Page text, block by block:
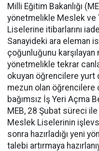
Milli Eğitim Bakanlığı
yönetmelikle Meslek ve
Liselerine itibarlarını
Sanayideki ara eleman
çoğunluğunu
yönetmelikle tekrar
okuyan öğrencilere yurt
mezun olan öğrencilere
bağımsız İş Yeri Açma
MEB, 28 Şubat süreci
Meslek Liselerinin
sonra hazırladığı yeni
talebi artırmaya